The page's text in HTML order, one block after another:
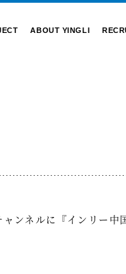
ABOUT YINGLI
ンネルに『インリー中